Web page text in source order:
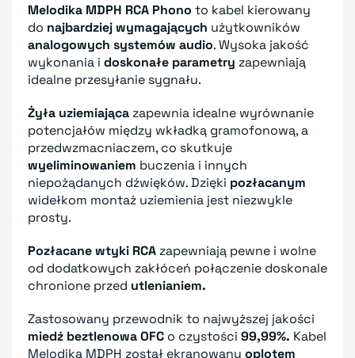
Melodika MDPH RCA Phono to kabel kierowany
do najbardziej wymagających użytkowników
analogowych systemów audio. Wysoka jakość
wykonania i doskonałe parametry zapewniają
idealne przesyłanie sygnału.
Żyła uziemiająca zapewnia idealne wyrównanie
potencjałów między wkładką gramofonową, a
przedwzmacniaczem, co skutkuje
wyeliminowaniem buczenia i innych
niepożądanych dźwięków. Dzięki pozłacanym
widełkom montaż uziemienia jest niezwykle
prosty.
Pozłacane wtyki RCA zapewniają pewne i wolne
od dodatkowych zakłóceń połączenie doskonale
chronione przed utlenianiem.
Zastosowany przewodnik to najwyższej jakości
miedź beztlenowa OFC o czystości 99,99%. Kabel
Melodika MDPH został ekranowany oplotem